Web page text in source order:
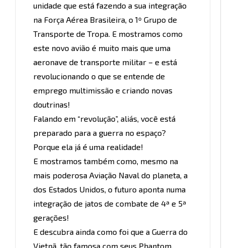
unidade que está fazendo a sua integração
na Força Aérea Brasileira, o 1º Grupo de
Transporte de Tropa. E mostramos como
este novo avião é muito mais que uma
aeronave de transporte militar – e está
revolucionando o que se entende de
emprego multimissão e criando novas
doutrinas!
Falando em “revolução”, aliás, você está
preparado para a guerra no espaço?
Porque ela já é uma realidade!
E mostramos também como, mesmo na
mais poderosa Aviação Naval do planeta, a
dos Estados Unidos, o futuro aponta numa
integração de jatos de combate de 4ª e 5ª
gerações!
E descubra ainda como foi que a Guerra do
Vietnã, tão famosa com seus Phantom,